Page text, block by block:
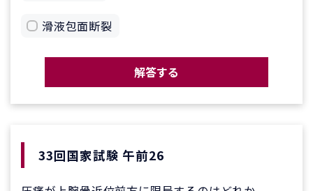
滑液包面断裂
解答する
33回国家試験 午前26